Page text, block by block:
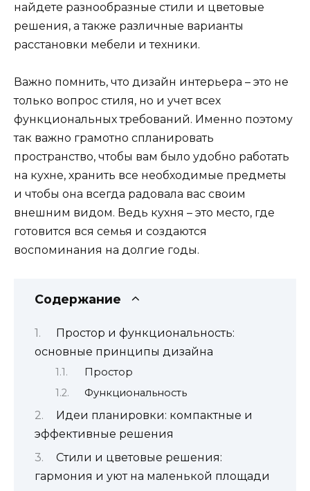
найдете разнообразные стили и цветовые
решения, а также различные варианты
расстановки мебели и техники.
Важно помнить, что дизайн интерьера – это не
только вопрос стиля, но и учет всех
функциональных требований. Именно поэтому
так важно грамотно спланировать
пространство, чтобы вам было удобно работать
на кухне, хранить все необходимые предметы
и чтобы она всегда радовала вас своим
внешним видом. Ведь кухня – это место, где
готовится вся семья и создаются
воспоминания на долгие годы.
Содержание
Простор и функциональность:
основные принципы дизайна
Простор
Функциональность
Идеи планировки: компактные и
эффективные решения
Стили и цветовые решения:
гармония и уют на маленькой площади